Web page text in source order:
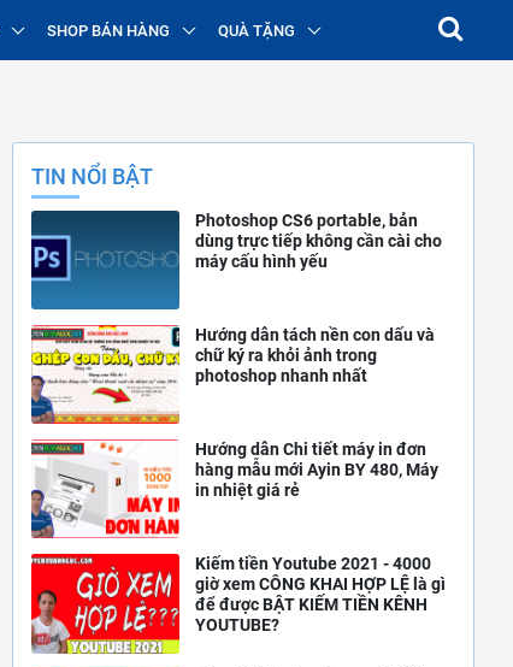
SHOP BÁN HÀNG QUÀ TẶNG
TIN NỔI BẬT
Photoshop CS6 portable, bản
dùng trực tiếp không cần cài cho
máy cấu hình yếu
Hướng dẫn tách nền con dấu và
chữ ký ra khỏi ảnh trong
photoshop nhanh nhất
Hướng dẫn Chi tiết máy in đơn
hàng mẫu mới Ayin BY 480, Máy
in nhiệt giá rẻ
Kiếm tiền Youtube 2021 - 4000
giờ xem CÔNG KHAI HỢP LỆ là gì
để được BẬT KIẾM TIỀN KÊNH
YOUTUBE?